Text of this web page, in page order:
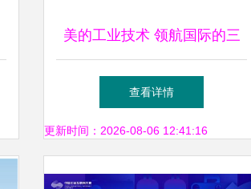
美的工业技术 领航国际的三
大企业网络技术服务
查看详情
更新时间：2026-08-06 12:41:16